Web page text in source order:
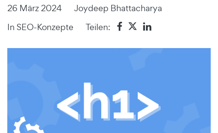
26 März 2024
Joydeep Bhattacharya
In SEO-Konzepte Teilen: